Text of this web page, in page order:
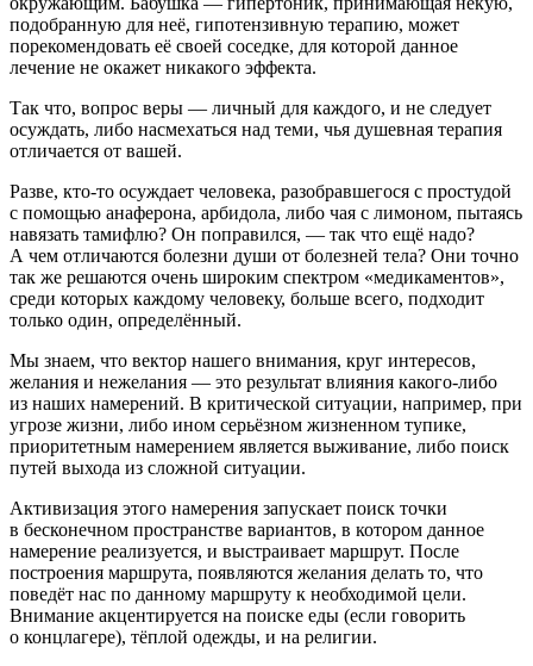
подобранную для неё, гипотензивную терапию, может
порекомендовать её своей соседке, для которой данное
лечение не окажет никакого эффекта.
Так что, вопрос веры — личный для каждого, и не следует
осуждать, либо насмехаться над теми, чья душевная терапия
отличается от вашей.
Разве, кто-то осуждает человека, разобравшегося с простудой
с помощью анаферона, арбидола, либо чая с лимоном, пытаясь
навязать тамифлю? Он поправился, — так что ещё надо?
А чем отличаются болезни души от болезней тела? Они точно
так же решаются очень широким спектром «медикаментов»,
среди которых каждому человеку, больше всего, подходит
только один, определённый.
Мы знаем, что вектор нашего внимания, круг интересов,
желания и нежелания — это результат влияния какого-либо
из наших намерений. В критической ситуации, например, при
угрозе жизни, либо ином серьёзном жизненном тупике,
приоритетным намерением является выживание, либо поиск
путей выхода из сложной ситуации.
Активизация этого намерения запускает поиск точки
в бесконечном пространстве вариантов, в котором данное
намерение реализуется, и выстраивает маршрут. После
построения маршрута, появляются желания делать то, что
поведёт нас по данному маршруту к необходимой цели.
Внимание акцентируется на поиске еды (если говорить
о концлагере), тёплой одежды, и на религии.